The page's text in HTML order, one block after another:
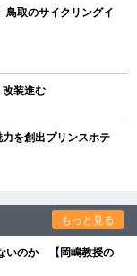
取のサイクリングイ
装進む
を創出プリンスホテ
もっと見る
いのか 【岡嶋教授の